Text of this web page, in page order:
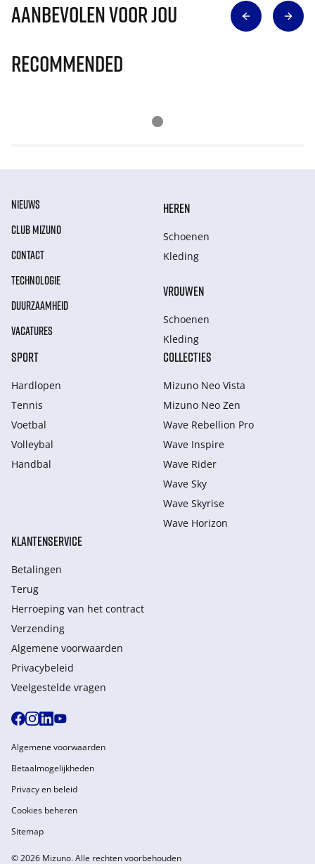
Aanbevolen voor jou
Recommended
NIEUWS
CLUB MIZUNO
CONTACT
TECHNOLOGIE
DUURZAAMHEID
VACATURES
HEREN
Schoenen
Kleding
VROUWEN
Schoenen
Kleding
SPORT
Hardlopen
Tennis
Voetbal
Volleybal
Handbal
COLLECTIES
Mizuno Neo Vista
Mizuno Neo Zen
Wave Rebellion Pro
Wave Inspire
Wave Rider
Wave Sky
Wave Skyrise
Wave Horizon
KLANTENSERVICE
Betalingen
Terug
Herroeping van het contract
Verzending
Algemene voorwaarden
Privacybeleid
Veelgestelde vragen
© 2026 Mizuno. Alle rechten voorbehouden
Algemene voorwaarden
Betaalmogelijkheden
Privacy en beleid
Cookies beheren
Sitemap